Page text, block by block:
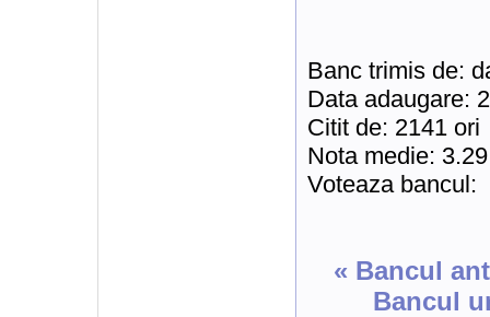
Banc trimis de:
Data adaugare:
Citit de: 2141 ori
Nota medie: 3.29
Voteaza bancul:
« Bancul
Bancul